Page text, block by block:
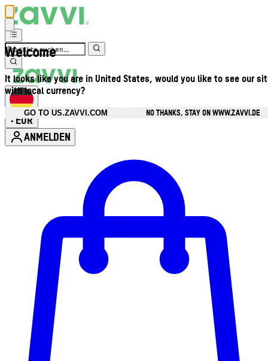
Welcome
It looks like you are in United States, would you like to see our
with local currency?
GO TO US.ZAVVI.COM
NO THANKS, STAY ON WWW.ZAVVI.DE
• EUR
ANMELDEN